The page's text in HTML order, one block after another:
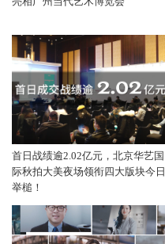
首日战绩逾2.02亿元，北京华艺国
际秋拍大美夜场领衔四大版块今日
举槌！